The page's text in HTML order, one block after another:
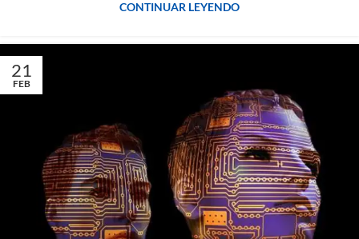
CONTINUAR LEYENDO
21
FEB